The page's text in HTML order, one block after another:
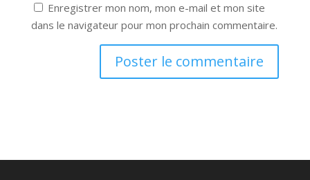
Enregistrer mon nom, mon e-mail et mon site
dans le navigateur pour mon prochain commentaire.